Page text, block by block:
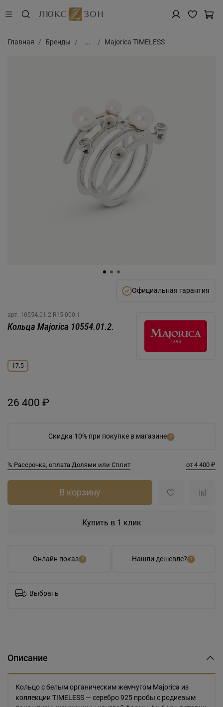
Главная Бренды ... Majorica TIMELESS
Официальная гарантия
арт. 10554.01.2.R15.000.1
Скидка 10% при покупке в магазине
% Рассрочка, оплата Долями или Сплит от 4 400 ₽
Кольца Majorica 10554.01.2.
17.5
26 400 ₽
Онлайн показ Нашли дешевле?
В корзину
Купить в 1 клик
Выбрать
Описание
Кольцо с белым органическим жемчугом Majorica из
коллекции TIMELESS — серебро 925 пробы с родиевым